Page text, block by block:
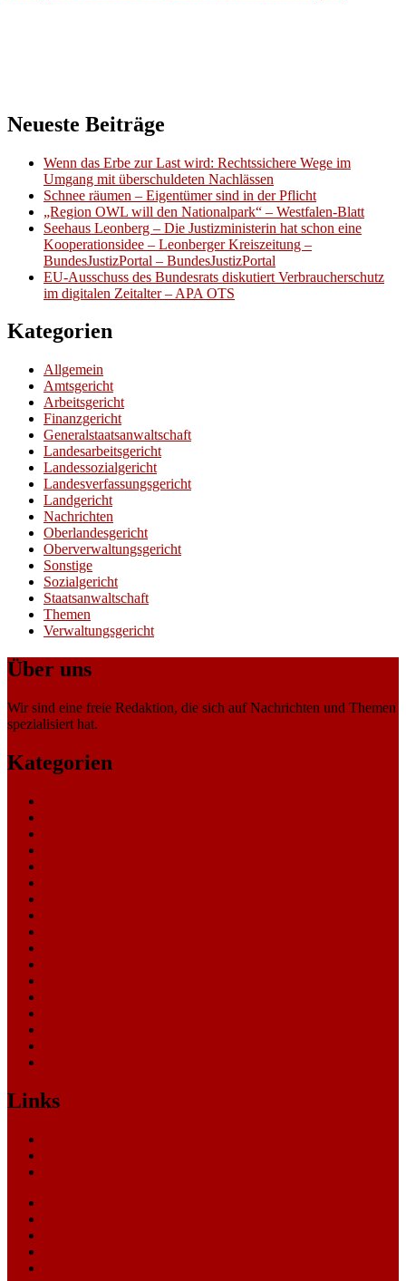
Neueste Beiträge
Wenn das Erbe zur Last wird: Rechtssichere Wege im
Umgang mit überschuldeten Nachlässen
Schnee räumen – Eigentümer sind in der Pflicht
„Region OWL will den Nationalpark“ – Westfalen-Blatt
Seehaus Leonberg – Die Justizministerin hat schon eine
Kooperationsidee – Leonberger Kreiszeitung –
BundesJustizPortal – BundesJustizPortal
EU-Ausschuss des Bundesrats diskutiert Verbraucherschutz
im digitalen Zeitalter – APA OTS
Kategorien
Allgemein
Amtsgericht
Arbeitsgericht
Finanzgericht
Generalstaatsanwaltschaft
Landesarbeitsgericht
Landessozialgericht
Landesverfassungsgericht
Landgericht
Nachrichten
Oberlandesgericht
Oberverwaltungsgericht
Sonstige
Sozialgericht
Staatsanwaltschaft
Themen
Verwaltungsgericht
Über uns
Wir sind eine freie Redaktion, die sich auf Nachrichten und Themen
spezialisiert hat.
Kategorien
Links